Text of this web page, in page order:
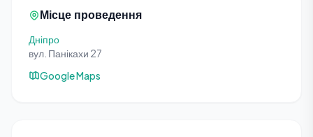
Місце проведення
Дніпро
вул. Панікахи 27
Google Maps